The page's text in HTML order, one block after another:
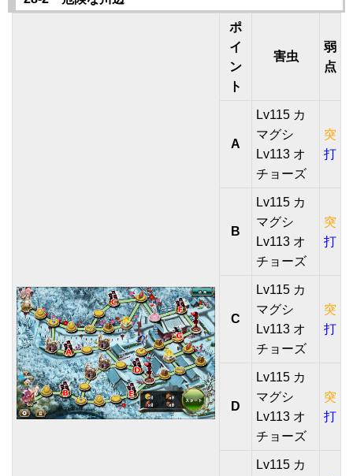
ポ
イ
ン
ト
害虫
弱
点
A
Lv115 カ
マグシ
Lv113 オ
チョーズ
突
打
B
Lv115 カ
マグシ
Lv113 オ
チョーズ
突
打
C
Lv115 カ
マグシ
Lv113 オ
チョーズ
突
打
D
Lv115 カ
マグシ
Lv113 オ
チョーズ
突
打
Lv115 カ